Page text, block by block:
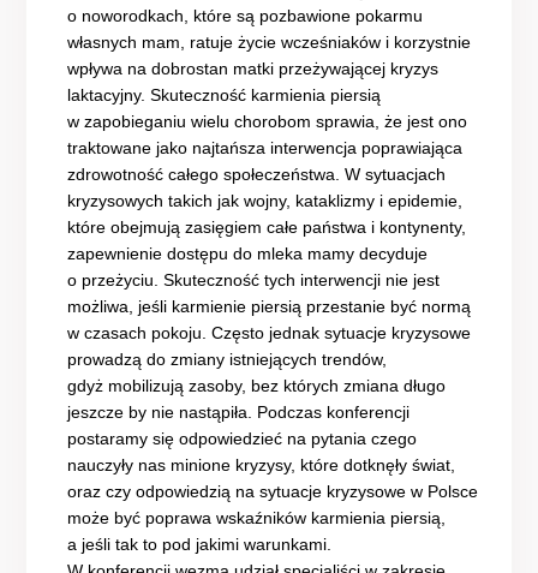
o noworodkach, które są pozbawione pokarmu
własnych mam, ratuje życie wcześniaków i korzystnie
wpływa na dobrostan matki przeżywającej kryzys
laktacyjny. Skuteczność karmienia piersią
w zapobieganiu wielu chorobom sprawia, że jest ono
traktowane jako najtańsza interwencja poprawiająca
zdrowotność całego społeczeństwa. W sytuacjach
kryzysowych takich jak wojny, kataklizmy i epidemie,
które obejmują zasięgiem całe państwa i kontynenty,
zapewnienie dostępu do mleka mamy decyduje
o przeżyciu. Skuteczność tych interwencji nie jest
możliwa, jeśli karmienie piersią przestanie być normą
w czasach pokoju. Często jednak sytuacje kryzysowe
prowadzą do zmiany istniejących trendów,
gdyż mobilizują zasoby, bez których zmiana długo
jeszcze by nie nastąpiła. Podczas konferencji
postaramy się odpowiedzieć na pytania czego
nauczyły nas minione kryzysy, które dotknęły świat,
oraz czy odpowiedzią na sytuacje kryzysowe w Polsce
może być poprawa wskaźników karmienia piersią,
a jeśli tak to pod jakimi warunkami.